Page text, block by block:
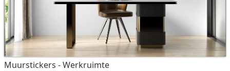
Muurstickers - Werkruimte